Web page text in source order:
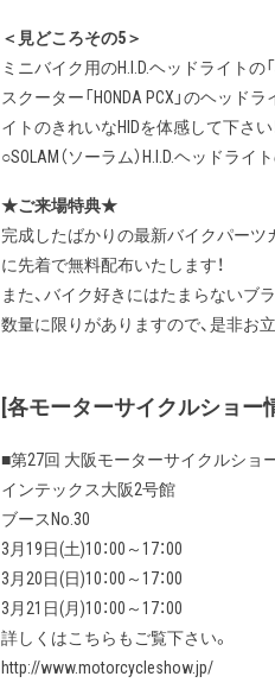
＜見どころその5＞
ミニバイク用のH.I.D.ヘッドライトの
スクーター「HONDA PCX」のヘッ
イトのきれいなHIDを体感して下さい
○SOLAM（ソーラム）H.I.D.ヘッドライ
★ご来場特典★
完成したばかりの最新バイクパーツカ
に先着で無料配布いたします！
また、バイク好きにはたまらないブ
数量に限りがありますので、是非お
[各モーターサイクルショー
■第27回 大阪モーターサイクルショ
インテックス大阪2号館
ブースNo.30
3月19日(土)10：00～17：00
3月20日(日)10：00～17：00
3月21日(月)10：00～17：00
詳しくはこちらもご覧下さい。
http://www.motorcycleshow.jp/